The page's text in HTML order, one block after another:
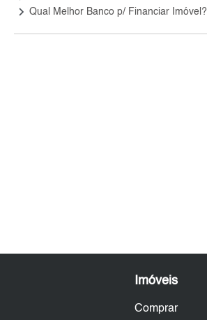
keyboard_arrow_right Qual Melhor Banco p/ Financiar Imóvel?
Imóveis
Comprar